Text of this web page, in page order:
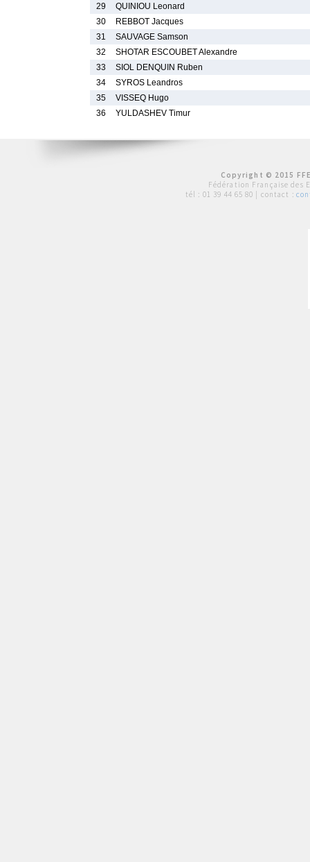
29
QUINIOU Leonard
30
REBBOT Jacques
31
SAUVAGE Samson
32
SHOTAR ESCOUBET Alexandre
33
SIOL DENQUIN Ruben
34
SYROS Leandros
35
VISSEQ Hugo
36
YULDASHEV Timur
Copyright © 2015
Fédération Française des
tél : 01 39 44 65 80 | contact :